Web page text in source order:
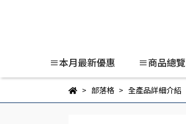
≡本月最新優惠 ≡商品總覽
部落格 全產品詳細介紹